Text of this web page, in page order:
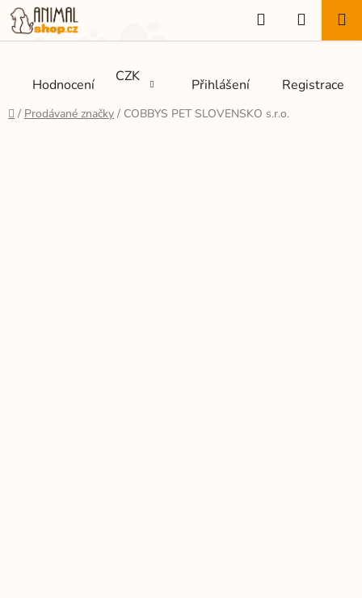
Přejít
na
obsah
Hodnocení CZK Přihlášení Registrace
Hledat
KOŠÍK
Domů
/ Prodávané značky / COBBYS PET SLOVENSKO s.r.o.